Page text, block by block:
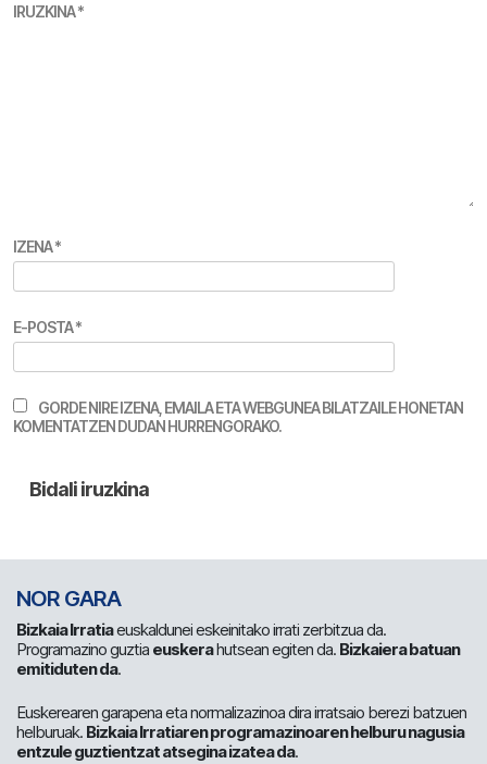
IRUZKINA*
IZENA*
E-POSTA*
GORDE NIRE IZENA, EMAILA ETA WEBGUNEA BILATZAILE HONETAN
KOMENTATZEN DUDAN HURRENGORAKO.
NOR GARA
Bizkaia Irratiaeuskaldunei eskeinitako irrati zerbitzua da.
Programazino guztia euskerahutsean egiten da. Bizkaiera batuan
emitiduten da.
Euskerearen garapena eta normalizazinoa dira irratsaio berezi batzuen
helburuak. Bizkaia Irratiaren programazinoaren helburu nagusia
entzule guztientzat atsegina izatea da.